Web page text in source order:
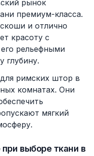
рынок
премиум-класса.
и отлично
красоту с
рельефными
глубину.
римских штор в
комнатах. Они
мягкий
выборе ткани в